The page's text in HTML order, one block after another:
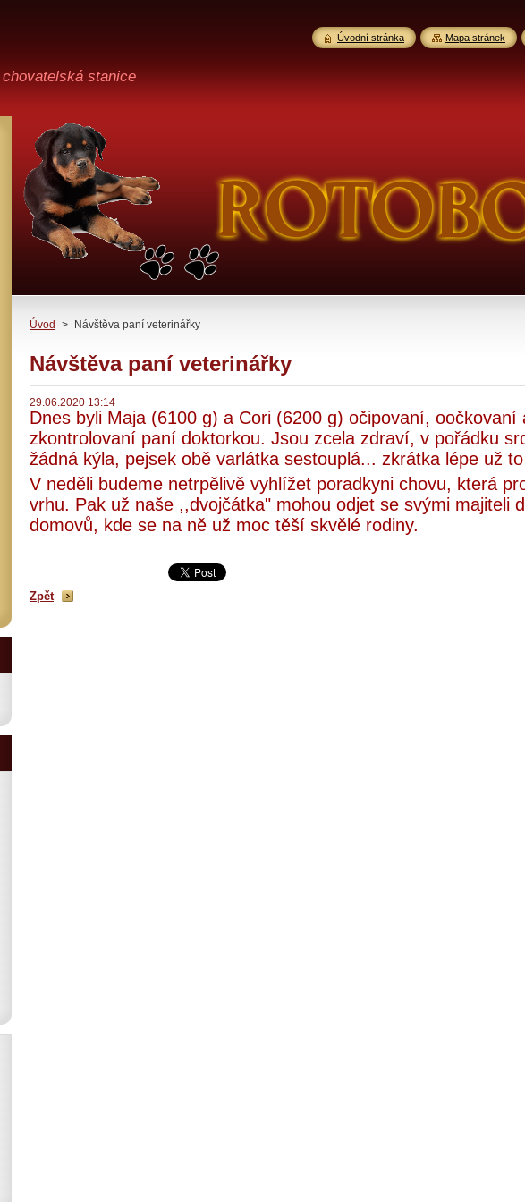
stanice
Úvod > Návštěva paní veterinářky
Návštěva paní veterinářky
29.06.2020 13:14
Dnes byli Maja (6100 g) a Cori (6200 g) očipovaní, oočkovaní
zkontrolovaní paní doktorkou. Jsou zcela zdraví, v pořádku
žádná kýla, pejsek obě varlátka sestouplá... zkrátka lépe už
V neděli budeme netrpělivě vyhlížet poradkyni chovu, která
vrhu. Pak už naše ,,dvojčátka" mohou odjet se svými majiteli
domovů, kde se na ně už moc těší skvělé rodiny.
Zpět
Úvodní stránka Mapa stránek